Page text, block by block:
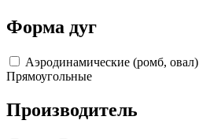
Форма дуг
Аэродинамические (ромб, овал)
Прямоугольные
Производитель